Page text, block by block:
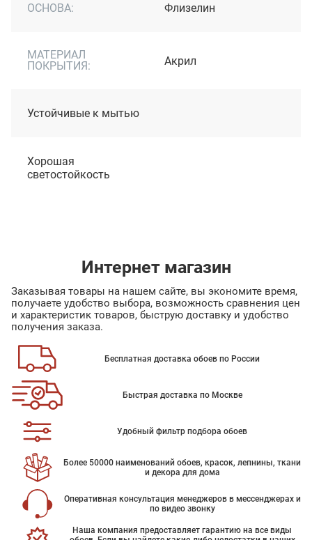
ОСНОВА: Флизелин
МАТЕРИАЛ
ПОКРЫТИЯ:
Акрил
Устойчивые к мытью
Хорошая
светостойкость
Интернет магазин
Заказывая товары на нашем сайте, вы экономите время,
получаете удобство выбора, возможность сравнения цен
и характеристик товаров, быструю доставку и удобство
получения заказа.
Бесплатная доставка обоев по России
Быстрая доставка по Москве
Удобный фильтр подбора обоев
Более 50000 наименований обоев, красок, лепнины, ткани
и декора для дома
Оперативная консультация менеджеров в мессенджерах и
по видео звонку
Наша компания предоставляет гарантию на все виды